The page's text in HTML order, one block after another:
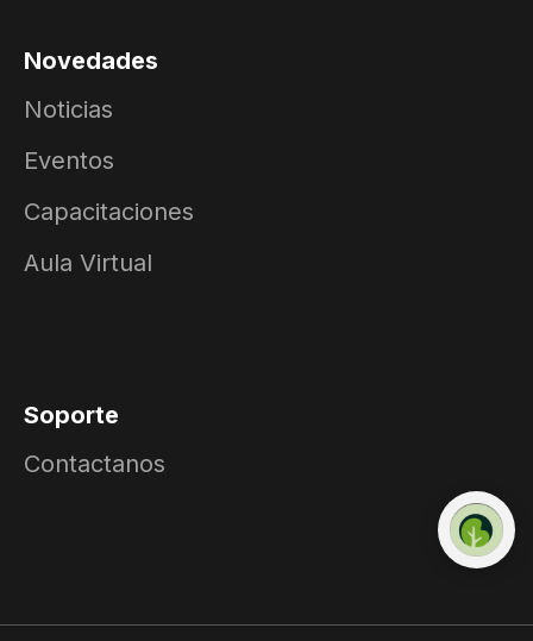
Novedades
Noticias
Eventos
Capacitaciones
Aula Virtual
Soporte
Contactanos